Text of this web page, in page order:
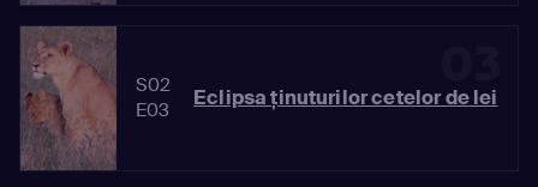
S02
E03
Eclipsa ţinuturilor cetelor de lei